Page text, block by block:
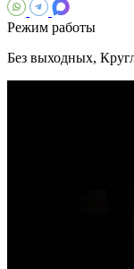
Режим работы
Без выходных,